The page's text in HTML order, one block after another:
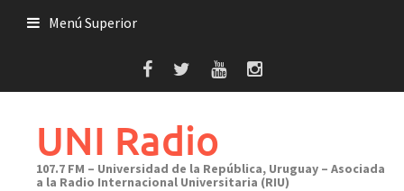
Menú Superior
UNI Radio
107.7 FM – Universidad de la República, Uruguay – Asociada
a la Radio Internacional Universitaria (RIU)